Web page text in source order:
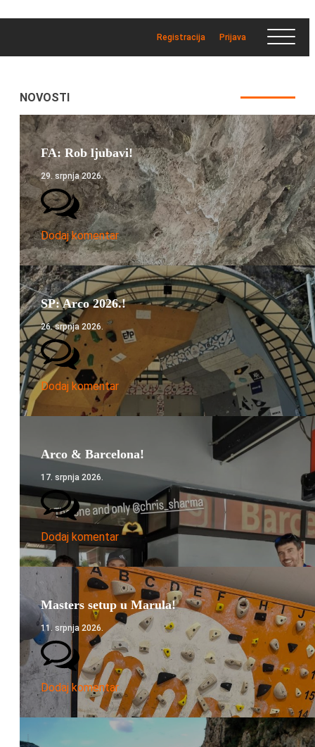
Registracija Prijava
NOVOSTI
FA: Rob ljubavi!
29. srpnja 2026.
Dodaj komentar
SP: Arco 2026.!
26. srpnja 2026.
Dodaj komentar
Arco & Barcelona!
17. srpnja 2026.
Dodaj komentar
Masters setup u Marula!
11. srpnja 2026.
Dodaj komentar